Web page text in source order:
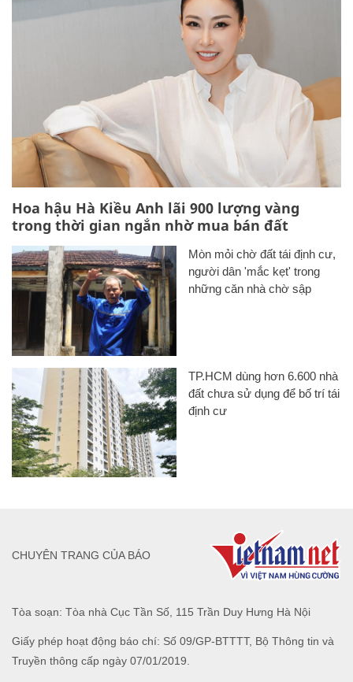
Hoa hậu Hà Kiều Anh lãi 900 lượng vàng
trong thời gian ngắn nhờ mua bán đất
Mòn mỏi chờ đất tái định cư,
người dân 'mắc kẹt' trong
những căn nhà chờ sập
TP.HCM dùng hơn 6.600 nhà
đất chưa sử dụng để bố trí tái
định cư
Tòa soạn: Tòa nhà Cục Tần Số, 115 Trần Duy Hưng Hà Nội
Giấy phép hoạt động báo chí: Số 09/GP-BTTTT, Bộ Thông tin và
Truyền thông cấp ngày 07/01/2019.
CHUYÊN TRANG CỦA BÁO